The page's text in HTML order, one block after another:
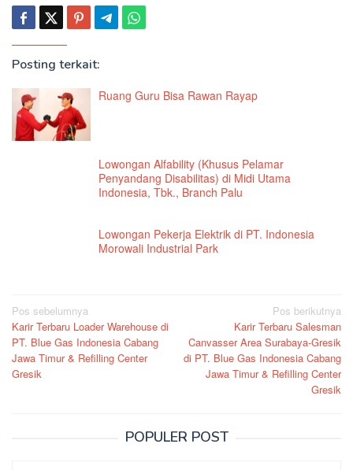
Posting terkait:
Ruang Guru Bisa Rawan Rayap
Lowongan Alfability (Khusus Pelamar
Penyandang Disabilitas) di Midi Utama
Indonesia, Tbk., Branch Palu
Lowongan Pekerja Elektrik di PT. Indonesia
Morowali Industrial Park
Navigasi
pos
Pos sebelumnya
Karir Terbaru Loader Warehouse di
PT. Blue Gas Indonesia Cabang
Jawa Timur & Refilling Center
Gresik
Pos berikutnya
Karir Terbaru Salesman
Canvasser Area Surabaya-Gresik
di PT. Blue Gas Indonesia Cabang
Jawa Timur & Refilling Center
Gresik
POPULER POST